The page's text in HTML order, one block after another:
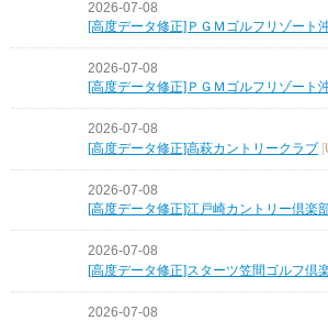
2026-07-08
[高度データ修正]ＰＧＭゴルフリゾート
2026-07-08
[高度データ修正]ＰＧＭゴルフリゾート
2026-07-08
[高度データ修正]高萩カントリークラブ [
2026-07-08
[高度データ修正]江戸崎カントリー倶楽
2026-07-08
[高度データ修正]スターツ笠間ゴルフ倶
2026-07-08